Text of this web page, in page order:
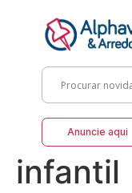
Anuncie aqui
infantil